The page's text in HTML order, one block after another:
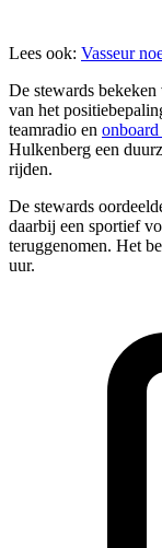
Lees ook: Vasseur
De stewards
van het
teamradio en onboard
Hulkenberg een
rijden.
De stewards
daarbij een sportief
teruggenomen. Het
uur.